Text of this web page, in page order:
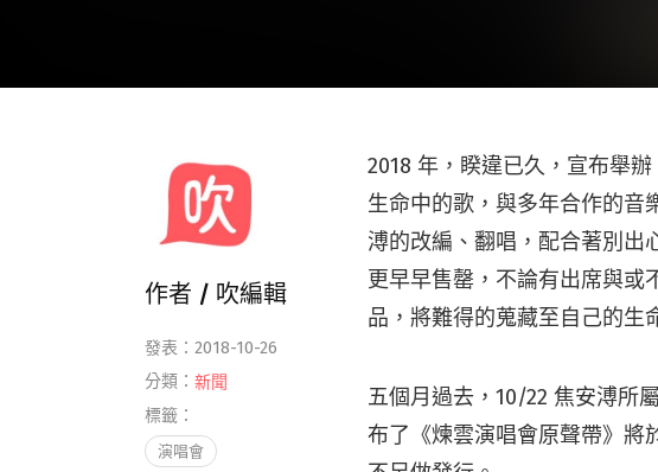
2018 年，睽違已久，宣布舉
生命中的歌，與多年合作的音
溥的改編、翻唱，配合著別出
更早早售罄，不論有出席與或
品，將難得的蒐藏至自己的生
五個月過去，10/22 焦安溥所
布了《煉雲演唱會原聲帶》將
作者 / 吹編輯
發表：2018-10-26
分類： 新聞
標籤：
演唱會